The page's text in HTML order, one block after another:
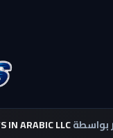
بواسطةIN ARABIC LLC